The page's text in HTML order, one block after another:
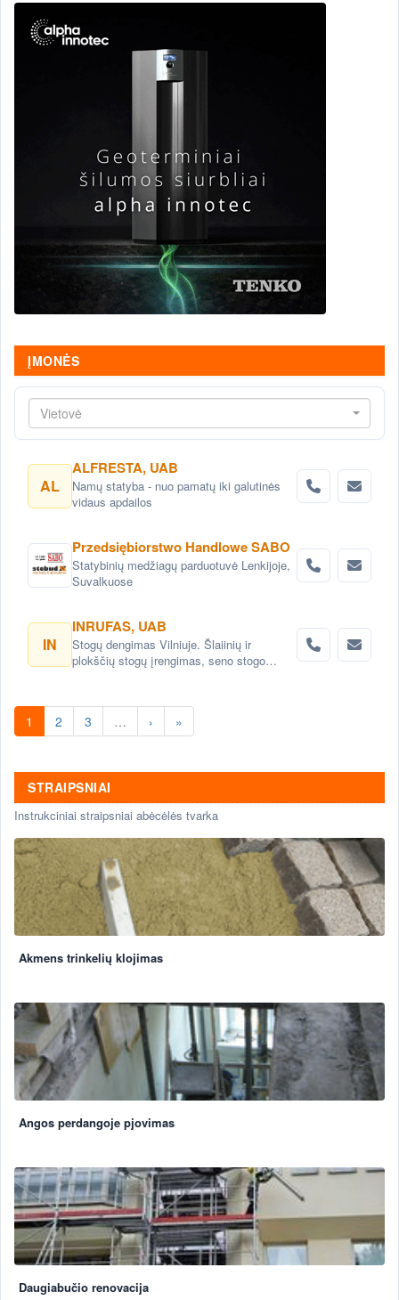
ĮMONĖS
Vietovė
AL
ALFRESTA, UAB
Namų statyba - nuo pamatų iki galutinės
vidaus apdailos
Przedsiębiorstwo Handlowe SABO
Statybinių medžiagų parduotuvė Lenkijoje,
Suvalkuose
IN
INRUFAS, UAB
Stogų dengimas Vilniuje. Šlaiinių ir
plokščių stogų įrengimas, seno stogo
Vilniuje. Stogų remonto darbai, stogo
renovacija Vilniuje.
1 2 3 … › »
STRAIPSNIAI
Instrukciniai straipsniai abėcėlės tvarka
Akmens trinkelių klojimas
Angos perdangoje pjovimas
Daugiabučio renovacija